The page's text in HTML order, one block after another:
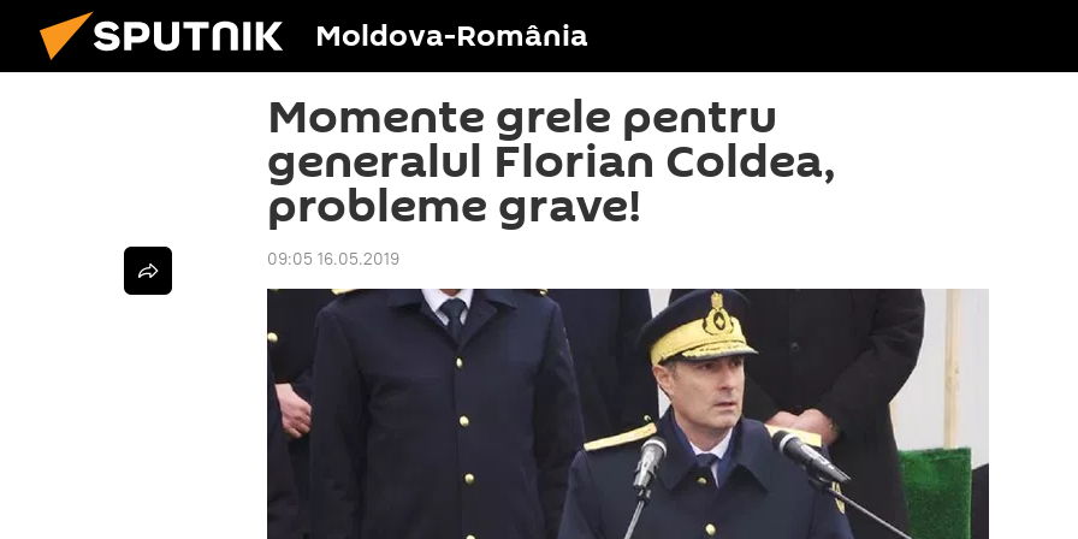
Moldova-România
Momente grele pentru
generalul Florian Coldea,
probleme grave!
09:05 16.05.2019